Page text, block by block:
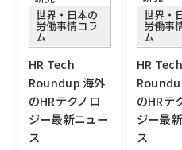
世界・日本の
労働事情コラ
ム
HR Tech
Roundup 海外
のHRテクノロ
ジー最新ニュー
ス
世界・
労働事
ム
HR Tech
のHRテ
ジー最
ス